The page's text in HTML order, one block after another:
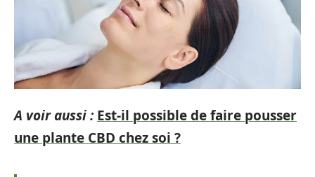
A voir aussi : Est-il possible de faire pousser
une plante CBD chez soi ?